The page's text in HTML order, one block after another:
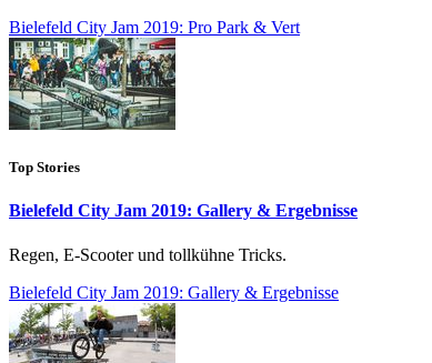
Bielefeld City Jam 2019: Pro Park & Vert
Top Stories
Bielefeld City Jam 2019: Gallery & Ergebnisse
Regen, E-Scooter und tollkühne Tricks.
Bielefeld City Jam 2019: Gallery & Ergebnisse